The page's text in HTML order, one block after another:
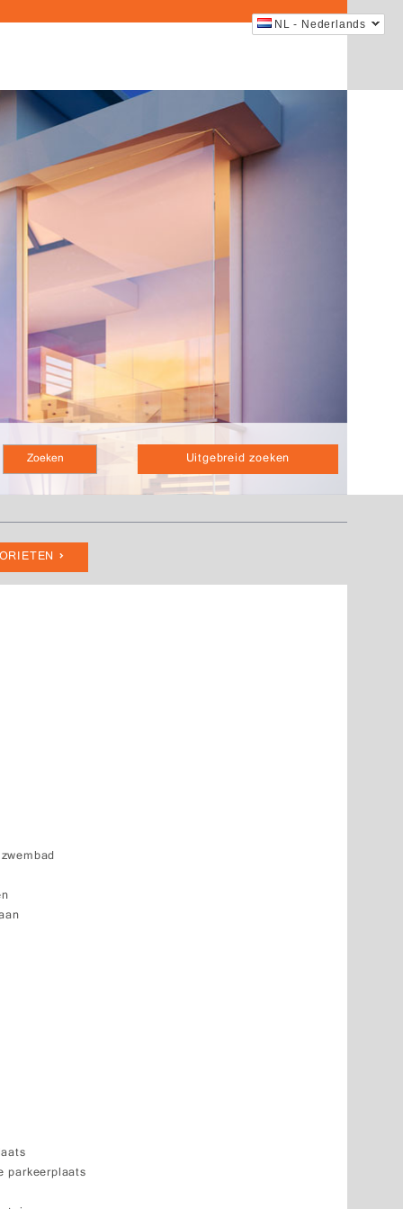
NL - Nederlands
Uitgebreid zoeken
parkeerplaats